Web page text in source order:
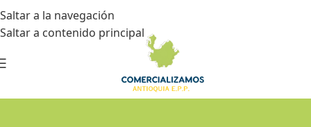
Saltar a la navegación
Saltar a contenido principal